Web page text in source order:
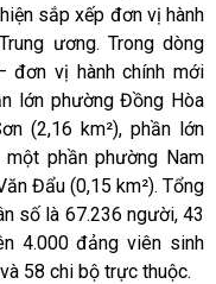
sắp xếp đơn vị hành
ương. Trong dòng
đơn vị hành chính mới
lớn phường Đồng Hòa
(2,16 km²), phần lớn
một phần phường Nam
Đẩu (0,15 km²). Tổng
số là 67.236 người, 43
4.000 đảng viên sinh
58 chi bộ trực thuộc.